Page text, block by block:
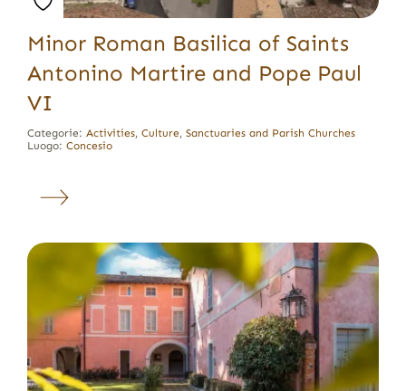
Minor Roman Basilica of Saints
Antonino Martire and Pope Paul
VI
Categorie: Activities, Culture, Sanctuaries and Parish Churches
Luogo: Concesio